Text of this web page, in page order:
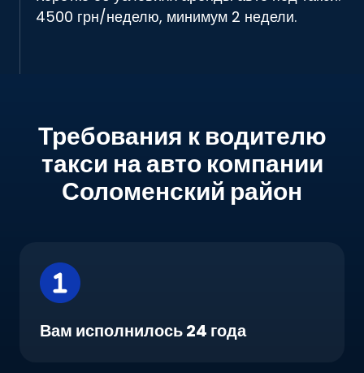
4500 грн/неделю, минимум 2 недели.
Требования к водителю
такси на авто компании
Соломенский район
Вам исполнилось 24 года